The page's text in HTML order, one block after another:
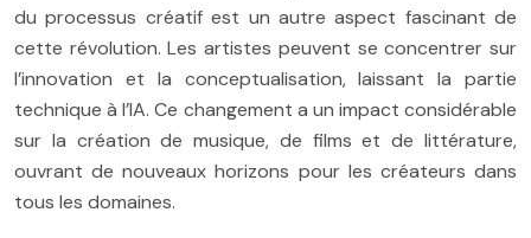
du processus créatif est un autre aspect fascinant de
cette révolution. Les artistes peuvent se concentrer sur
l’innovation et la conceptualisation, laissant la partie
technique à l’IA. Ce changement a un impact considérable
sur la création de musique, de films et de littérature,
ouvrant de nouveaux horizons pour les créateurs dans
tous les domaines.